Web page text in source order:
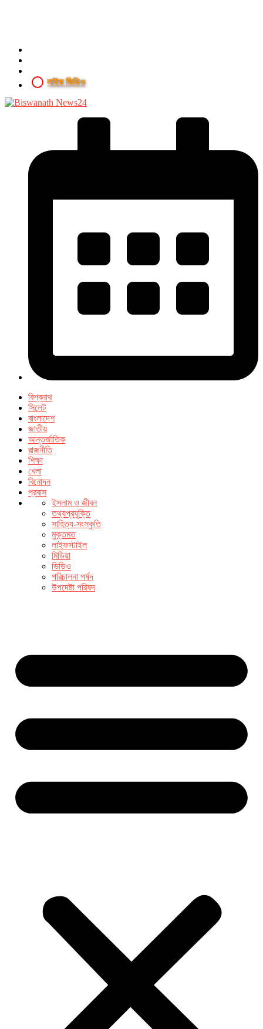
লাইভ ভিডিও
বিশ্বনাথ
সিলেট
বাংলাদেশ
জাতীয়
আন্তর্জাতিক
রাজনীতি
শিক্ষা
খেলা
বিনোদন
প্রবাস
ইসলাম ও জীবন
তথ্যপ্রযুক্তি
সাহিত্য-সংস্কৃতি
মুক্তমত
লাইফস্টাইল
মিডিয়া
ভিডিও
পরিচালনা পর্ষদ
উপদেষ্টা পরিষদ